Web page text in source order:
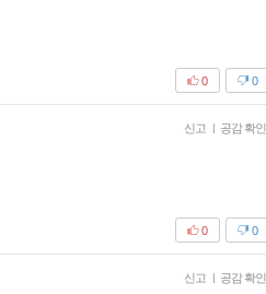
0
0
신고 | 공감 확인
0
0
신고 | 공감 확인